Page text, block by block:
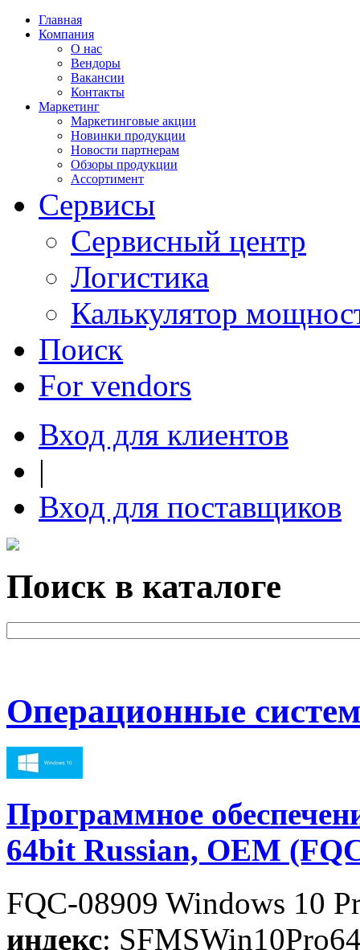
Главная
Компания
О нас
Вендоры
Вакансии
Контакты
Маркетинг
Маркетинговые акции
Новинки продукции
Новости партнерам
Обзоры продукции
Ассортимент
Сервисы
Сервисный центр
Логистика
Калькулятор
Поиск
For vendors
Вход для клиентов
|
Вход для поставщиков
Поиск в каталоге
Операционные
Программное
64bit Russian, OEM
FQC-08909 Windows 10
индекс: